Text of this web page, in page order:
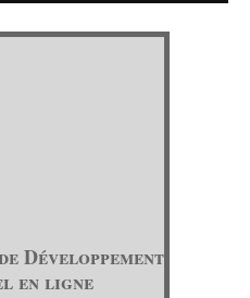
Développement
en ligne